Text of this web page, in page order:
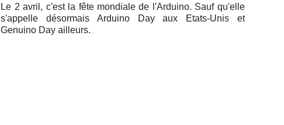
Le 2 avril, c'est la fête mon­diale de l'Ar­duino. Sauf qu'elle
s'ap­pelle dé­sor­mais Arduino Day aux Etats-Unis et
Genuino Day ailleurs.